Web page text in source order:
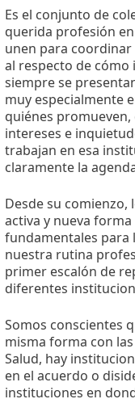
Es el conjunto de
querida profesión
unen para
al respecto de
siempre se
muy especialmente
quiénes
intereses e
trabajan en esa
claramente la
Desde su
activa y nueva
fundamentales para
nuestra rutina
primer escalón de
diferentes
Somos conscientes
misma forma con
Salud, hay
en el acuerdo o
instituciones en